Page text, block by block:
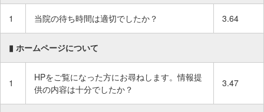
1 当院の待ち時間は適切でしたか？ 3.64
▮ ホームページについて
1
HPをご覧になった方にお尋ねします。情報提
供の内容は十分でしたか？
3.47